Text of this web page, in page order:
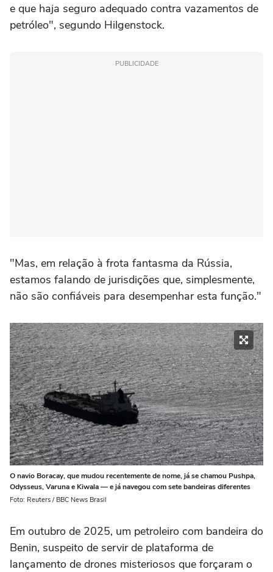
e que haja seguro adequado contra vazamentos de
petróleo", segundo Hilgenstock.
PUBLICIDADE
"Mas, em relação à frota fantasma da Rússia,
estamos falando de jurisdições que, simplesmente,
não são confiáveis para desempenhar esta função."
O navio Boracay, que mudou recentemente de nome, já se chamou Pushpa,
Odysseus, Varuna e Kiwala — e já navegou com sete bandeiras diferentes
Foto: Reuters / BBC News Brasil
Em outubro de 2025, um petroleiro com bandeira do
Benin, suspeito de servir de plataforma de
lançamento de drones misteriosos que forçaram o